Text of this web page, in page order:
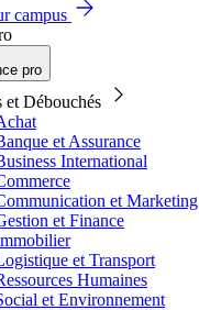
campus
pro
et Débouchés
et Assurance
International
et Marketing
et Finance
et Transport
Humaines
et Environnement